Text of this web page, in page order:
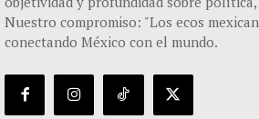
Nuestro compromiso: "Los ecos
conectando México con el mundo.